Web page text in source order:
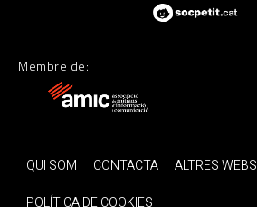
Membre de:
QUI SOM CONTACTA ALTRES WEBS
POLÍTICA DE COOKIES